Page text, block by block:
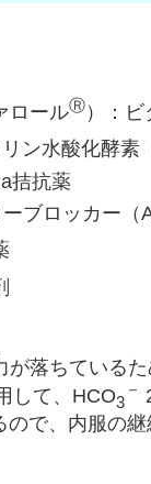
ロールⓇ）：ビ
ン水酸化酵素
拮抗薬
ブロッカー（
落ちている
して、HCO3
－
で、内服の継